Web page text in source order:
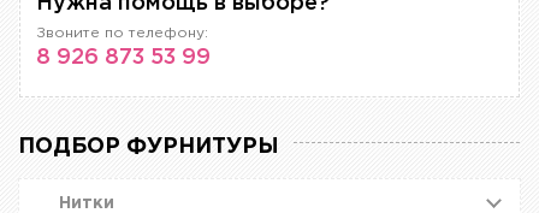
Звоните по телефону:
8 926 873 53 99
ПОДБОР ФУРНИТУРЫ
Нитки